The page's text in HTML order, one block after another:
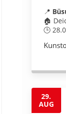
📍
🏠
🕒
29.
AUG